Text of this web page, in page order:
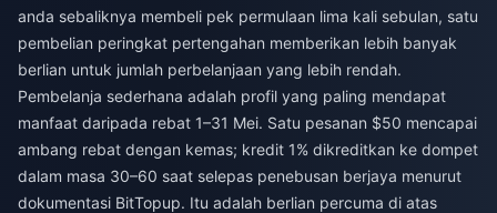
anda sebaliknya membeli pek permulaan lima kali sebulan, satu
pembelian peringkat pertengahan memberikan lebih banyak
berlian untuk jumlah perbelanjaan yang lebih rendah.
Pembelanja sederhana adalah profil yang paling mendapat
manfaat daripada rebat 1–31 Mei. Satu pesanan $50 mencapai
ambang rebat dengan kemas; kredit 1% dikreditkan ke dompet
dalam masa 30–60 saat selepas penebusan berjaya menurut
dokumentasi BitTopup. Itu adalah berlian percuma di atas